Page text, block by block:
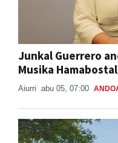
Junkal Guerrero
Musika
Aiurri abu 05, 07:00